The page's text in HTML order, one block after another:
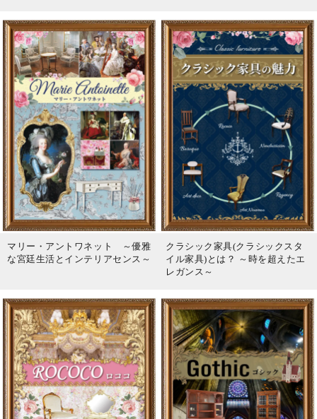
マリー・アントワネット ～優雅
な宮廷生活とインテリアセンス～
クラシック家具(クラシックスタ
イル家具)とは？ ～時を超えたエ
レガンス～